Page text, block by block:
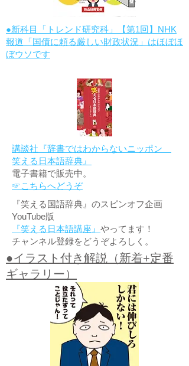
●新科目「トレンド研究科」【第1回】NHK
報道「国債に頼る厳しい財政状況」はほぼほ
ぼウソです
講談社『辞書ではわからないニッポン
笑える日本語辞典』
電子書籍で販売中。
☞こちらへどうぞ
『笑える国語辞典』のスピンオフ企画
YouTube版
『笑える日本語講座』 やってます！
チャンネル登録をどうぞよろしく。
●イラスト付き解説（新着+定番
ギャラリー）